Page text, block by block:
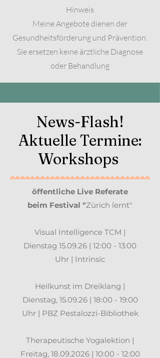
Hinweis
Meine Angebote dienen der
Gesundheitsförderung und Prävention.
Sie ersetzen keine ärztliche Diagnose
oder Behandlung
News-Flash!
Aktuelle Termine:
Workshops
öffentliche Live Referate
beim Festival "Zürich lernt"
Visual Intelligence TCM |
Dienstag 15.09.26 | 12:00 - 13:00
Uhr | Intrinsic
Heilkunst im Dreiklang |
Dienstag, 15.09.26 | 18:00 - 19:00
Uhr | PBZ Pestalozzi-Bibliothek
Therapeutische Yogalektion |
Freitag, 18.09.2026 | 10:00 - 12:00